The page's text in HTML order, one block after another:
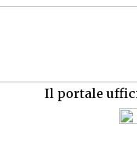
Il portale